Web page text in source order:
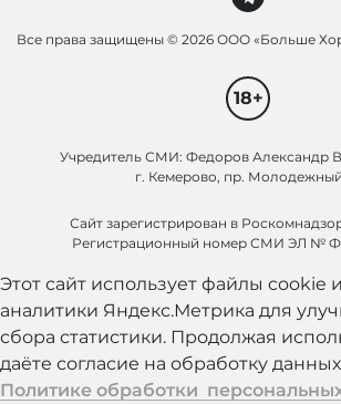
Все права защищены © 2026 ООО «Больше
18+
Учредитель СМИ: Федоров Александр
г. Кемерово, пр.
Сайт зарегистрирован в
Регистрационный номер СМИ ЭЛ №
Этот сайт использует файлы cookie
аналитики Яндекс.Метрика для
сбора статистики. Продолжая
даёте согласие на обработку
Политике обработки